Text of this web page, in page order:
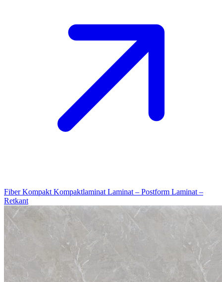
Fiber KompaktKompaktlaminatLaminat – Postform Laminat –
Retkant